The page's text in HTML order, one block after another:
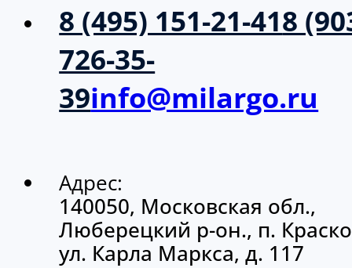
8 (495) 151-21-418
726-35-
39info@milargo.ru
Адрес:
140050, Московская обл.,
Люберецкий р-он., п.
ул. Карла Маркса, д. 117